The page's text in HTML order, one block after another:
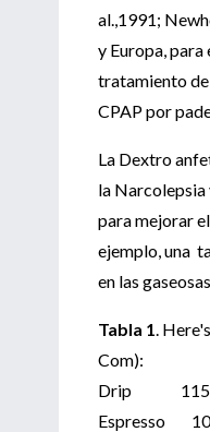
al.,1991;
y Europa,
tratamiento de
CPAP por
La Dextro
la
para mejorar
ejemplo, una
en las
Tabla 1 .
Com):
Drip 115-
Espresso